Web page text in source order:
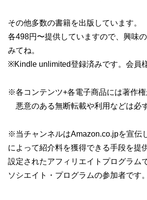
その他多数の書籍を出版しています。
各498円〜提供していますので、興味
みてね。
※Kindle unlimited登録済みです。会員
※各コンテンツ+各電子商品には著作権
悪意のある無断転載や利用などは必
※当チャンネルはAmazon.co.jpを宣伝
によって紹介料を獲得できる手段を提
設定されたアフィリエイトプログラム
ソシエイト・プログラムの参加者です。